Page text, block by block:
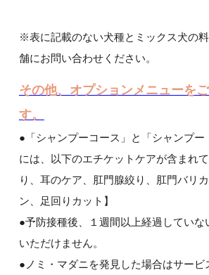
※表に記載のない犬種とミックス犬の
舗にお問い合わせください。
その他、オプションメニューを
す。
●「シャンプーコース」と「シャンプー
には、以下のエチケットケアが含まれ
り、耳のケア、肛門腺絞り、肛門バリ
ン、足回りカット】
●予防接種後、１週間以上経過していな
いただけません。
●ノミ・マダニを発見した場合はサービ